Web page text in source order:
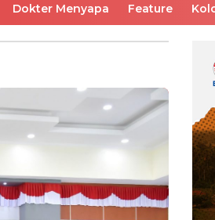
Dokter Menyapa Feature